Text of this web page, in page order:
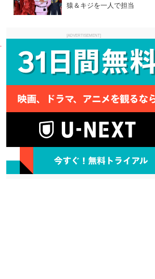
猿＆キジを一人で担当
[ADVERTISEMENT]